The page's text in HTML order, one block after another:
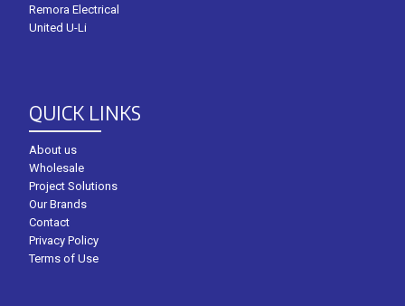
Remora Electrical
United U-Li
QUICK LINKS
About us
Wholesale
Project Solutions
Our Brands
Contact
Privacy Policy
Terms of Use